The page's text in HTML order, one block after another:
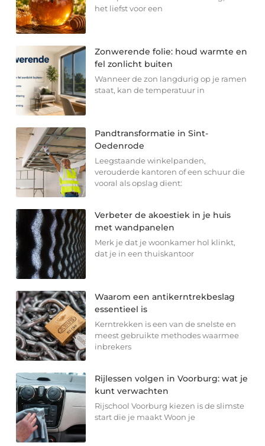
het liefst voor een
Zonwerende folie: houd warmte en
fel zonlicht buiten
Wanneer de zon langdurig op je ramen
staat, kan de temperatuur in
Pandtransformatie in Sint-
Oedenrode
Leegstaande winkelpanden,
verouderde kantoren of een schuur die
vooral als opslag dient:
Verbeter de akoestiek in je huis
met wandpanelen
Merk je dat je woonkamer hol klinkt,
dat je in een thuiskantoor
Waarom een antikerntrekbeslag
essentieel is
Kerntrekken is een van de snelste en
meest gebruikte methodes waarmee
inbrekers
Rijlessen volgen in Voorburg: wat je
kunt verwachten
Rijschool Voorburg kiezen is de slimste
start die je maakt Woon je